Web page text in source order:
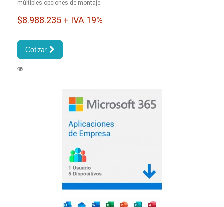
múltiples opciones de montaje.
$8.988.235 + IVA 19%
Cotizar